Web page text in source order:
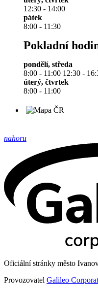
12:30 - 14:00
pátek
8:00 - 11:30
Pokladní
pondělí, středa
8:00 - 11:00 12:30 -
úterý, čtvrtek
8:00 - 11:00
nahoru
Oficiální stránky město
Provozovatel Galileo